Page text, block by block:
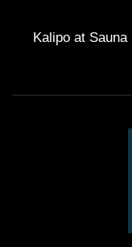
Kalipo at